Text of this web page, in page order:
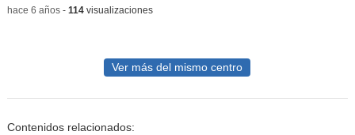
-hace 6 años- 114visualizaciones
Ver más del mismo centro
Contenidos relacionados: